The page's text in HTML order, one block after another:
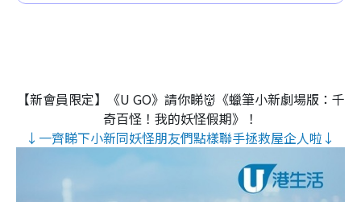
【新會員限定】《U GO》請你睇👹《蠟筆小新劇場版：千
奇百怪！我的妖怪假期》！
↓一齊睇下小新同妖怪朋友們點樣聯手拯救屋企人啦↓